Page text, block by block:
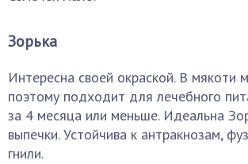
Зорька
Интересна своей окраской. В мякоти
поэтому подходит для лечебного
за 4 месяца или меньше. Идеальна
выпечки. Устойчива к антракнозам,
гнили.